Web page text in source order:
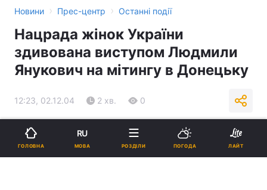
Новини › Прес-центр › Останні події
Нацрада жінок України
здивована виступом Людмили
Янукович на мітингу в Донецьку
12:23, 02.12.04 2 хв. 0
Підпишіться на нас в Google
Реклама
ГОЛОВНА
RU
МОВА РОЗДІЛИ ПОГОДА ЛАЙТ